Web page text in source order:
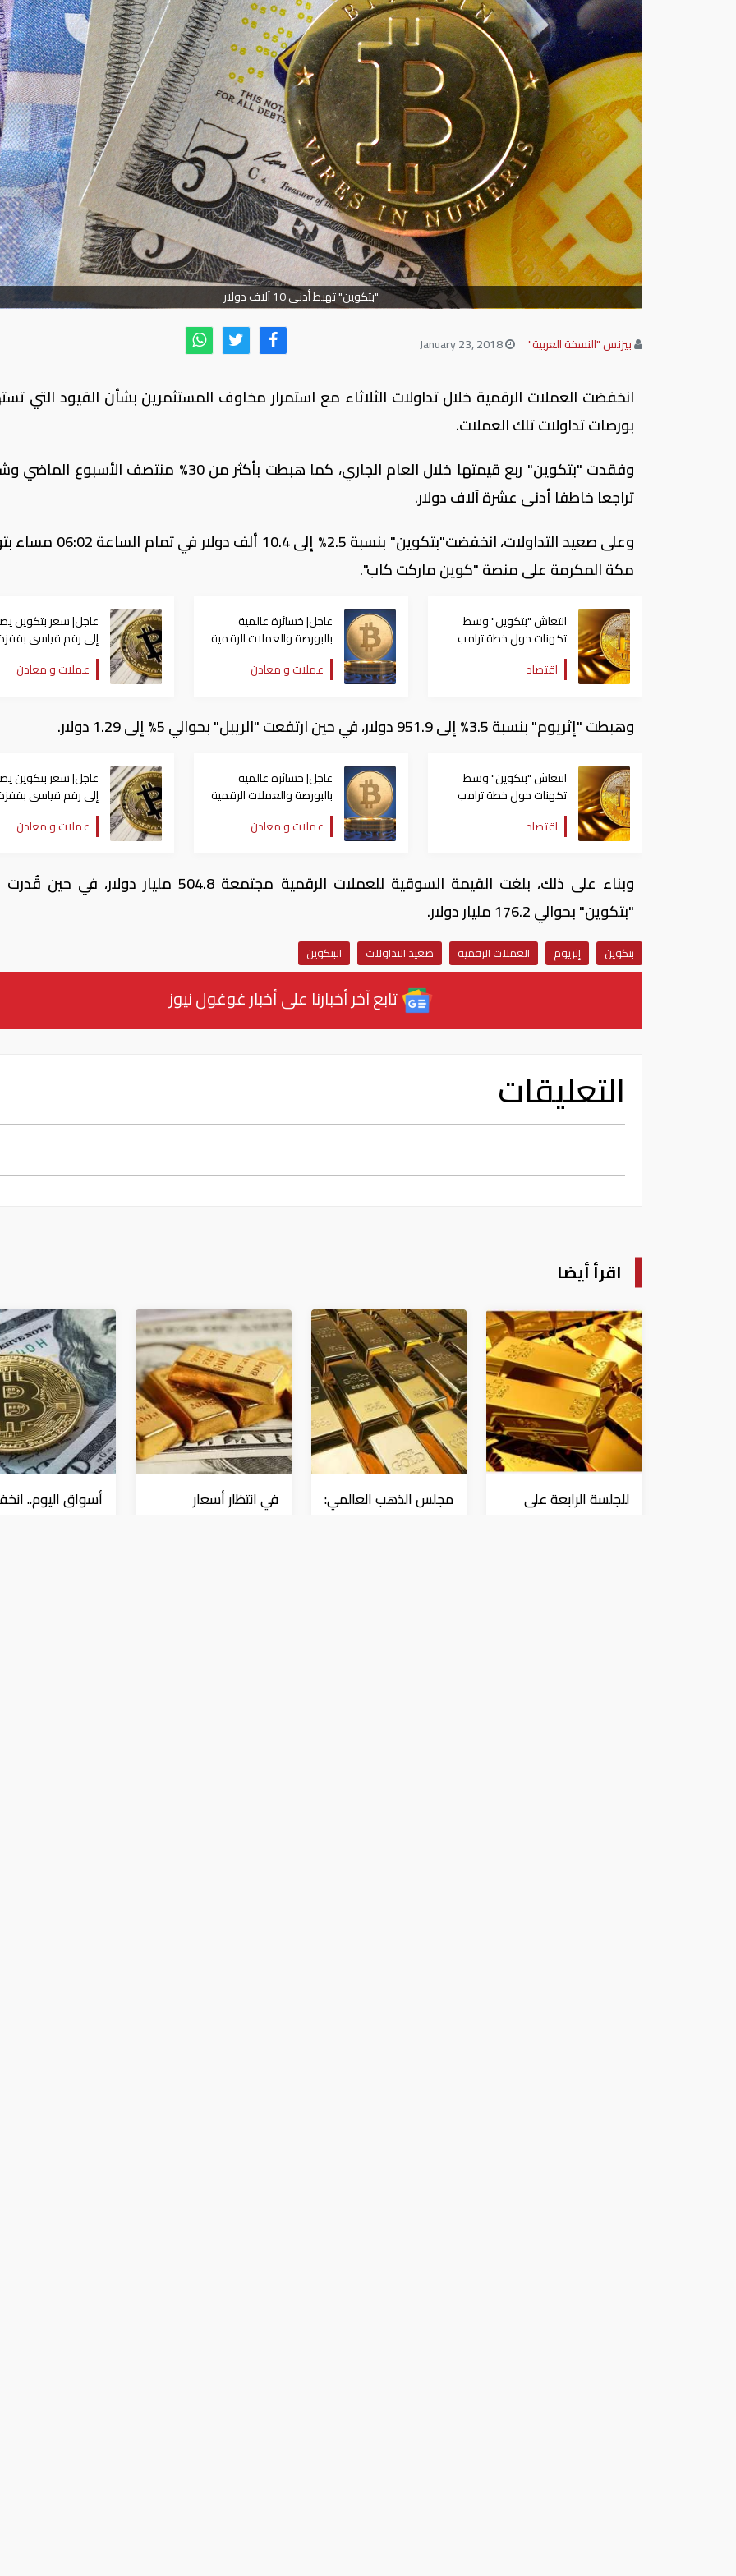
"بتكوين" تهبط أدنى 10 آلاف دولار
بيزنس "النسخة العربية"
انخفضت العملات الرقمية خلال تداولات الثلاثاء مع استمرار مخاوف المستثمرين بشأن القيود التي
بورصات تداولات تلك العملات.
وفقدت "بتكوين" ربع قيمتها خلال العام الجاري، كما هبطت بأكثر من 30% منتصف
تراجعا خاطفا أدنى عشرة آلاف دولار.
وعلى صعيد التداولات، انخفضت"بتكوين" بنسبة 2.5% إلى
مكة المكرمة على منصة "كوين ماركت كاب".
انتعاش "بتكوين" وسط
تكهنات حول خطة ترامب
للاحتياطي الأمريكي
اقتصاد
عاجل| خسائرة عالمية
بالبورصة والعملات الرقمية
بعد قرارات ترامب
عملات و معادن
عاجل| سعر بتكوين
إلى رقم قياسي
تقترب من 90 ألف دولار
عملات و معادن
وهبطت "إثريوم" بنسبة 3.5% إلى 951.9 دولار، في حين ارتفعت "الريبل" بحوالي 5% إلى 1.29 دولار.
انتعاش "بتكوين" وسط
تكهنات حول خطة ترامب
للاحتياطي الأمريكي
اقتصاد
عاجل| خسائرة عالمية
بالبورصة والعملات الرقمية
بعد قرارات ترامب
عملات و معادن
عاجل| سعر بتكوين
إلى رقم قياسي
تقترب من 90 ألف دولار
عملات و معادن
وبناء على ذلك، بلغت القيمة السوقية للعملات الرقمية مجتمعة 504.8 مليار دولار،
"بتكوين" بحوالي 176.2 مليار دولار.
بتكوين إثريوم العملات الرقمية صعيد التداولات البتكوين
تابع آخر أخبارنا على أخبار غوغول نيوز
التعليقات
اقرأ أيضا
للجلسة الرابعة على
مجلس الذهب العالمي:
في انتظار أسعار
أسواق اليوم..